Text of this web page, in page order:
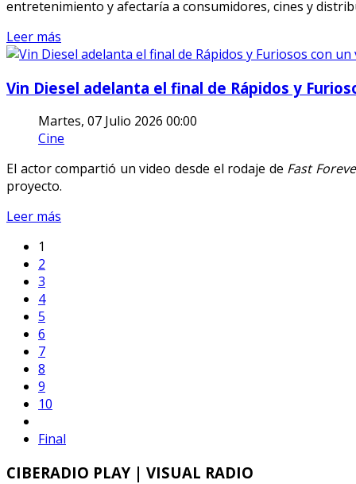
entretenimiento y afectaría a consumidores, cines y
Leer más
Vin Diesel adelanta el final de Rápidos y
Martes, 07 Julio 2026 00:00
Cine
El actor compartió un video desde el rodaje de Fast
proyecto.
Leer más
1
2
3
4
5
6
7
8
9
10
Final
CIBERADIO PLAY | VISUAL RADIO